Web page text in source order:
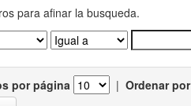
para afinar la busqueda.
por página | Ordenar por